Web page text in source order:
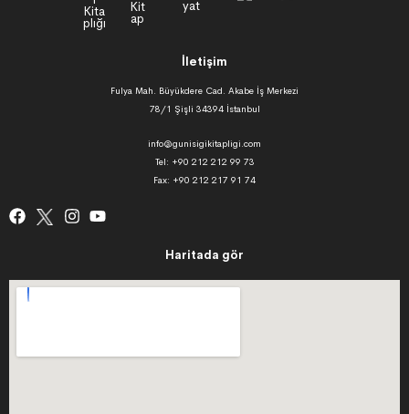
İletişim
Fulya Mah. Büyükdere Cad. Akabe İş Merkezi
78/1 Şişli 34394 İstanbul
info@gunisigikitapligi.com
Tel: +90 212 212 99 73
Fax: +90 212 217 91 74
Haritada gör